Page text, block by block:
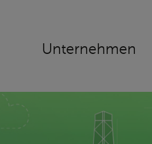
Unternehmen